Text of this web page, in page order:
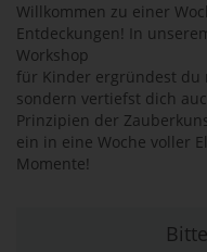
Willkommen zu einer
Entdeckungen! In
Workshop
für Kinder ergründest du
sondern vertiefst dich
Prinzipien der
ein in eine Woche voller
Momente!